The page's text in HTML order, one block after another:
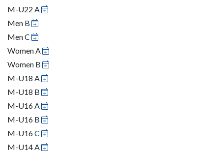
M-U22 A
Men B
Men C
Women A
Women B
M-U18 A
M-U18 B
M-U16 A
M-U16 B
M-U16 C
M-U14 A